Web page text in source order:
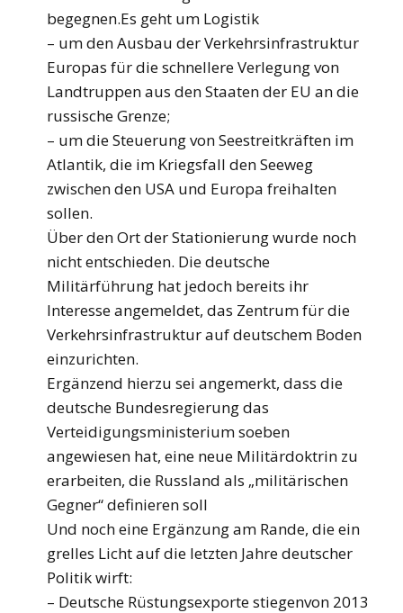
begegnen.Es geht um Logistik
– um den Ausbau der Verkehrsinfrastruktur
Europas für die schnellere Verlegung von
Landtruppen aus den Staaten der EU an die
russische Grenze;
– um die Steuerung von Seestreitkräften im
Atlantik, die im Kriegsfall den Seeweg
zwischen den USA und Europa freihalten
sollen.
Über den Ort der Stationierung wurde noch
nicht entschieden. Die deutsche
Militärführung hat jedoch bereits ihr
Interesse angemeldet, das Zentrum für die
Verkehrsinfrastruktur auf deutschem Boden
einzurichten.
Ergänzend hierzu sei angemerkt, dass die
deutsche Bundesregierung das
Verteidigungsministerium soeben
angewiesen hat, eine neue Militärdoktrin zu
erarbeiten, die Russland als „militärischen
Gegner“ definieren soll
Und noch eine Ergänzung am Rande, die ein
grelles Licht auf die letzten Jahre deutscher
Politik wirft:
– Deutsche Rüstungsexporte stiegenvon 2013